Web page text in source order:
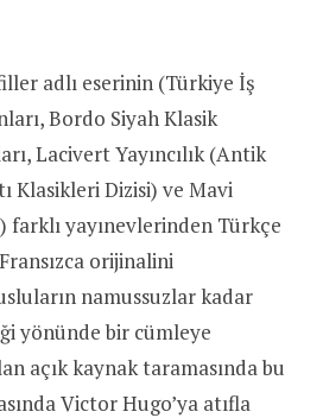
adlı eserinin (Türkiye İş
Bordo Siyah Klasik
Lacivert Yayıncılık (Antik
Klasikleri Dizisi) ve Mavi
farklı yayınevlerinden Türkçe
orijinalini
namussuzlar kadar
yönünde bir cümleye
açık kaynak taramasında bu
Victor Hugo’ya atıfla